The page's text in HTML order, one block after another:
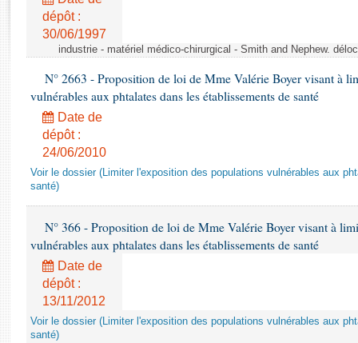
Rapports d'enquête
Rapports législatifs
Budget et sécurité sociale
Questions écrites et orales
Comptes rendus des débats
dépôt :
30/06/1997
industrie - matériel médico-chirurgical - Smith and Nephew.
N° 2663 - Proposition de loi de Mme Valérie Boyer visant à
vulnérables aux phtalates dans les établissements de santé
Date de
dépôt :
24/06/2010
Voir le dossier (Limiter l'exposition des populations vulnérables aux
santé)
N° 366 - Proposition de loi de Mme Valérie Boyer visant à
vulnérables aux phtalates dans les établissements de santé
Date de
dépôt :
13/11/2012
Voir le dossier (Limiter l'exposition des populations vulnérables aux
santé)